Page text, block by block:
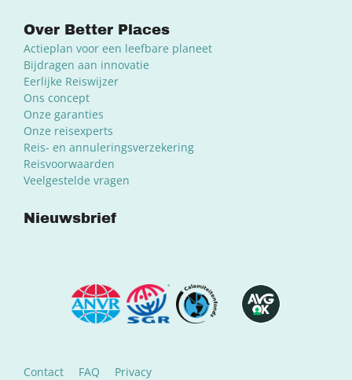
Over Better Places
Actieplan voor een leefbare planeet
Bijdragen aan innovatie
Eerlijke Reiswijzer
Ons concept
Onze garanties
Onze reisexperts
Reis- en annuleringsverzekering
Reisvoorwaarden
Veelgestelde vragen
Nieuwsbrief
Contact FAQ Privacy